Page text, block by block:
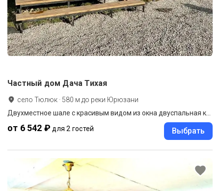
Частный дом Дача Тихая
село Тюлюк · 580 м до реки Юрюзани
от 6 542 ₽ для 2 гостей Выбрать